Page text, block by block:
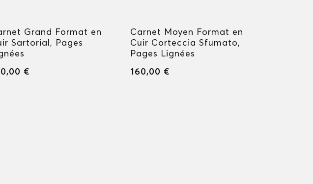
Grand Format en
Sartorial, Pages
€
Carnet Moyen Format en
Cuir Corteccia Sfumato,
Pages Lignées
160,00 €